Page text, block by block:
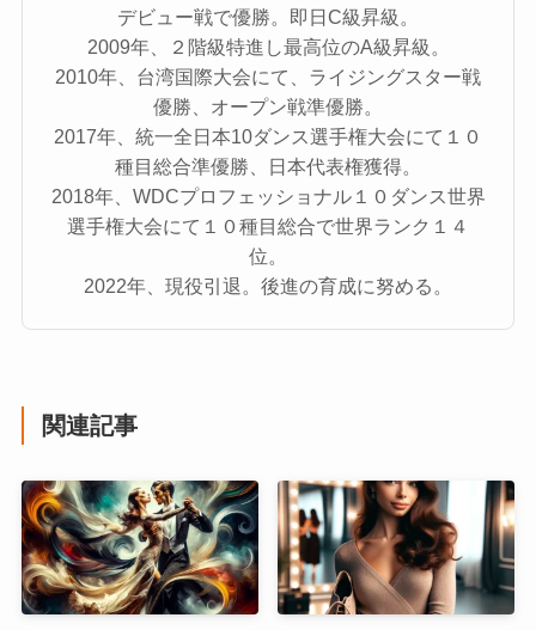
デビュー戦で優勝。即日C級昇級。
2009年、２階級特進し最高位のA級昇級。
2010年、台湾国際大会にて、ライジングスター戦
優勝、オープン戦準優勝。
2017年、統一全日本10ダンス選手権大会にて１０
種目総合準優勝、日本代表権獲得。
2018年、WDCプロフェッショナル１０ダンス世界
選手権大会にて１０種目総合で世界ランク１４
位。
2022年、現役引退。後進の育成に努める。
関連記事